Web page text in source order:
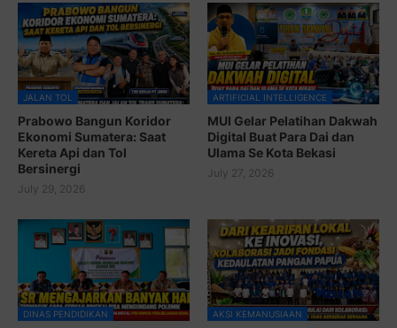
JALAN TOL
Prabowo Bangun Koridor
Ekonomi Sumatera: Saat
Kereta Api dan Tol
Bersinergi
July 29, 2026
ARTIFICIAL INTELLIGENCE
MUI Gelar Pelatihan Dakwah
Digital Buat Para Dai dan
Ulama Se Kota Bekasi
July 27, 2026
DINAS PENDIDIKAN AKSI KEMANUSIAAN